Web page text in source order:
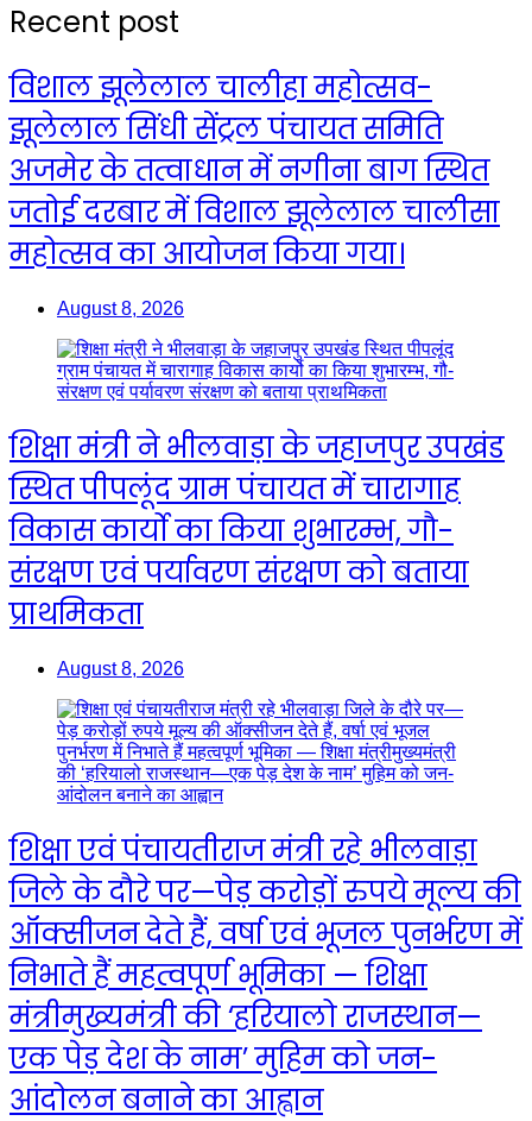
Recent post
विशाल झूलेलाल चालीहा महोत्सव-
झूलेलाल सिंधी सेंट्रल पंचायत समिति
अजमेर के तत्वाधान में नगीना बाग स्थित
जतोई दरबार में विशाल झूलेलाल चालीसा
महोत्सव का आयोजन किया गया।
August 8, 2026
शिक्षा मंत्री ने भीलवाड़ा के जहाजपुर उपखंड
स्थित पीपलूंद ग्राम पंचायत में चारागाह
विकास कार्यो का किया शुभारम्भ, गौ-
संरक्षण एवं पर्यावरण संरक्षण को बताया
प्राथमिकता
August 8, 2026
शिक्षा एवं पंचायतीराज मंत्री रहे भीलवाड़ा
जिले के दौरे पर—पेड़ करोड़ों रुपये मूल्य की
ऑक्सीजन देते हैं, वर्षा एवं भूजल पुनर्भरण में
निभाते हैं महत्वपूर्ण भूमिका — शिक्षा
मंत्रीमुख्यमंत्री की ‘हरियालो राजस्थान—
एक पेड़ देश के नाम’ मुहिम को जन-
आंदोलन बनाने का आह्वान